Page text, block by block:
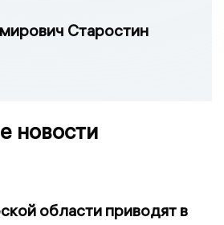
Старостин
новости
области приводят в